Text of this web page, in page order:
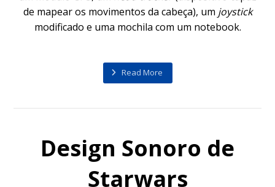
de mapear os movimentos da cabeça), um joystick
modificado e uma mochila com um notebook.
Read More
Design Sonoro de
Starwars